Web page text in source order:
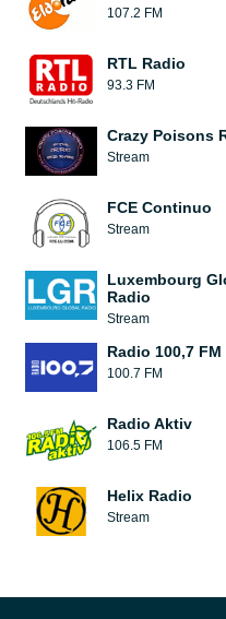
107.2 FM
RTL Radio
93.3 FM
Crazy Poisons
Stream
FCE Continuo
Stream
Luxembourg
Radio
Stream
Radio 100,7 FM
100.7 FM
Radio Aktiv
106.5 FM
Helix Radio
Stream